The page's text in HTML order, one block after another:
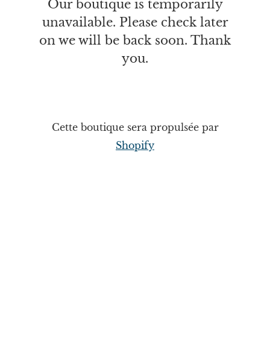
Our boutique is temporarily
unavailable. Please check later
on we will be back soon. Thank
you.
Cette boutique sera propulsée par
Shopify